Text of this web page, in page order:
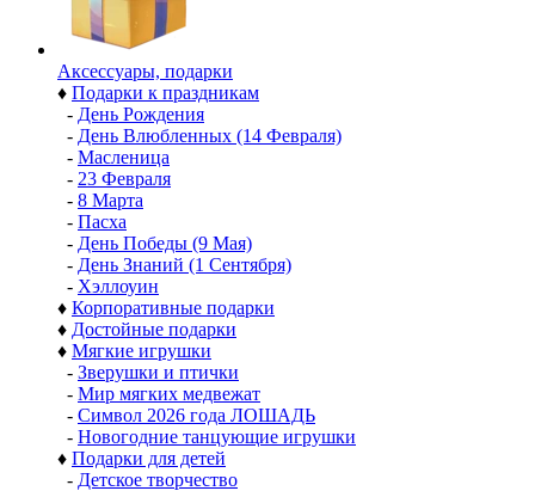
Аксессуары, подарки
♦ Подарки к праздникам
- День Рождения
- День Влюбленных (14 Февраля)
- Масленица
- 23 Февраля
- 8 Марта
- Пасха
- День Победы (9 Мая)
- День Знаний (1 Сентября)
- Хэллоуин
♦ Корпоративные подарки
♦ Достойные подарки
♦ Мягкие игрушки
- Зверушки и птички
- Мир мягких медвежат
- Символ 2026 года ЛОШАДЬ
- Новогодние танцующие игрушки
♦ Подарки для детей
- Детское творчество